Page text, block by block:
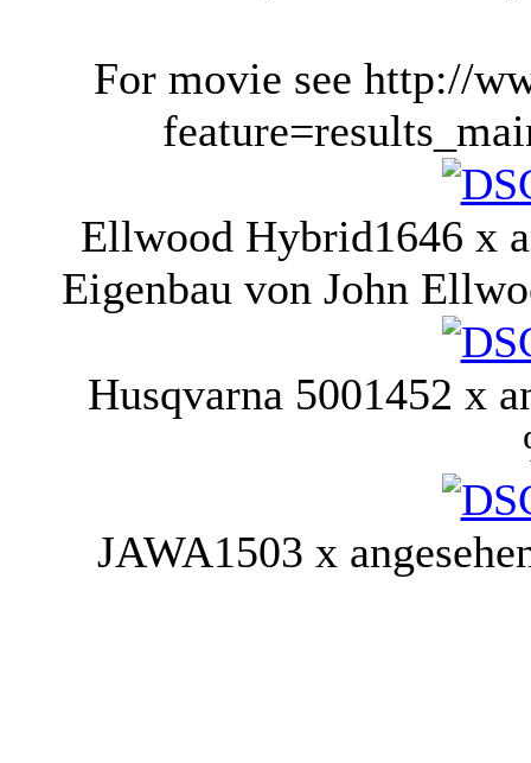
For movie see http://
Ellwood Hybrid1646 x
Eigenbau von John
Husqvarna 5001452 x
JAWA1503 x